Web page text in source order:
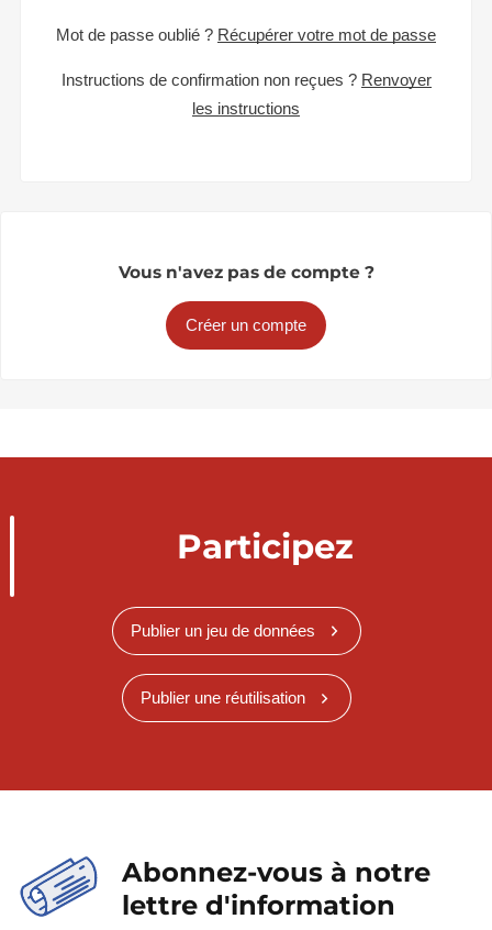
Mot de passe oublié ? Récupérer votre mot de passe
Instructions de confirmation non reçues ? Renvoyer
les instructions
Vous n'avez pas de compte ?
Créer un compte
Participez
Publier un jeu de données
Publier une réutilisation
Abonnez-vous à notre
lettre d'information